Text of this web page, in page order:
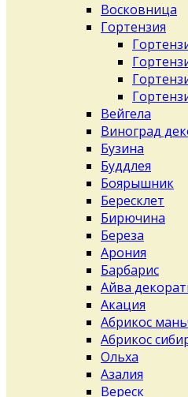
Восковница
Гортензия
Вейгела
Виноград
Бузина
Буддлея
Боярышник
Бересклет
Бирючина
Береза
Арония
Барбарис
Айва
Акация
Абрикос
Абрикос
Ольха
Азалия
Вереск